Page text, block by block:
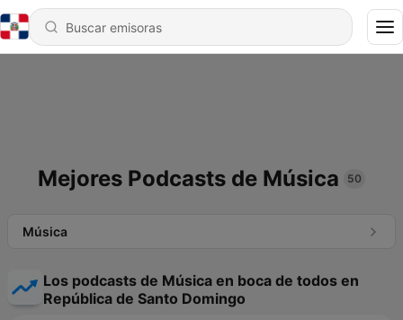
Mejores Podcasts de Música 50
Música
Los podcasts de Música en boca de todos en
República de Santo Domingo